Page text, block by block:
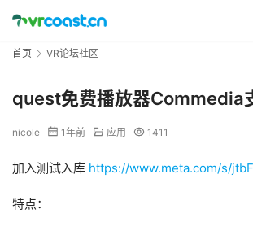
首页 VR论坛社区
quest免费播放器Commedia
nicole 1年前 应用 1411
加入测试入库 https://www.meta.com/s/
特点：